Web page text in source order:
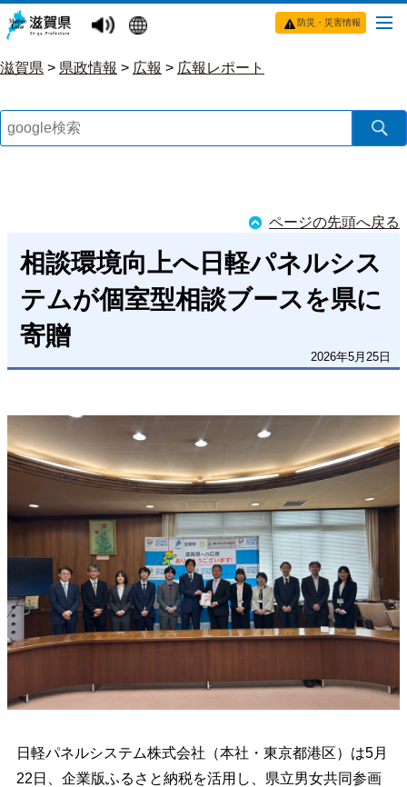
防災・災害情報
滋賀県 > 県政情報 > 広報 > 広報レポート
ページの先頭へ戻る
相談環境向上へ日軽パネルシス
テムが個室型相談ブースを県に
寄贈
2026年5月25日
日軽パネルシステム株式会社（本社・東京都港区）は5月
22日、企業版ふるさと納税を活用し、県立男女共同参画